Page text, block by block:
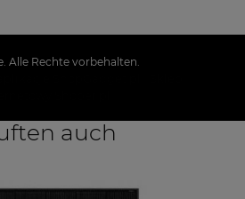
Alle Rechte vorbehalten.
auch